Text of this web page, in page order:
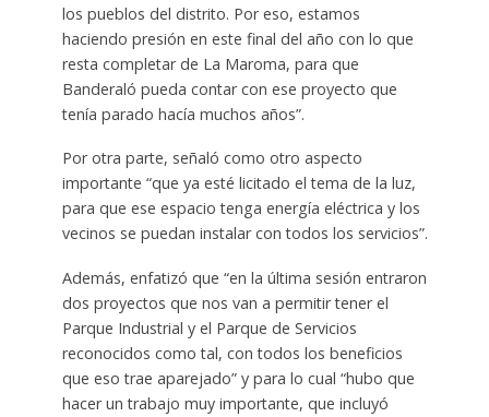
los pueblos del distrito. Por eso, estamos
haciendo presión en este final del año con lo que
resta completar de La Maroma, para que
Banderaló pueda contar con ese proyecto que
tenía parado hacía muchos años”.
Por otra parte, señaló como otro aspecto
importante “que ya esté licitado el tema de la luz,
para que ese espacio tenga energía eléctrica y los
vecinos se puedan instalar con todos los servicios”.
Además, enfatizó que “en la última sesión entraron
dos proyectos que nos van a permitir tener el
Parque Industrial y el Parque de Servicios
reconocidos como tal, con todos los beneficios
que eso trae aparejado” y para lo cual “hubo que
hacer un trabajo muy importante, que incluyó